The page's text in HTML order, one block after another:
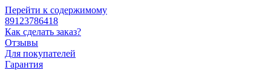
Перейти к содержимому
89123786418
Как сделать заказ?
Отзывы
Для покупателей
Гарантия